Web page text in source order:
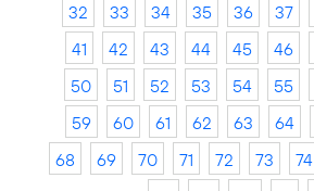
32
33 34 35 36 37
41
42 43 44 45 46
50
51 52 53 54 55
59
60 61 62 63 64
68
69 70 71 72 73 74